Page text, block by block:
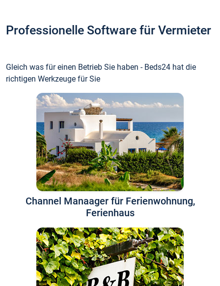
Professionelle Software für Vermieter
Gleich was für einen Betrieb Sie haben - Beds24 hat die
richtigen Werkzeuge für Sie
Channel Manaager für Ferienwohnung,
Ferienhaus